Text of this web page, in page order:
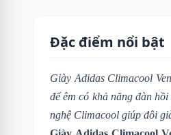
Đặc điểm nổi bật
Giày Adidas Climacool
đế êm có khả năng đàn
nghệ Climacool giúp đôi